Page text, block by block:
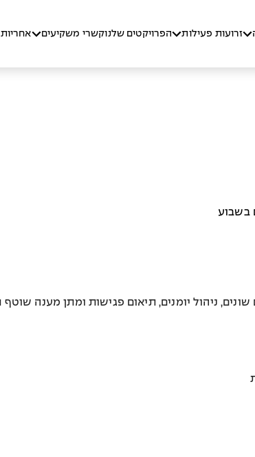
זרועות פעילות הפרויקטים שלנוקשרי משקיעים
ניהול יומנים, תיאום פגישות ומתן מענה